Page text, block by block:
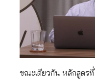
ขณะเดียวกัน หลักสูตรที่